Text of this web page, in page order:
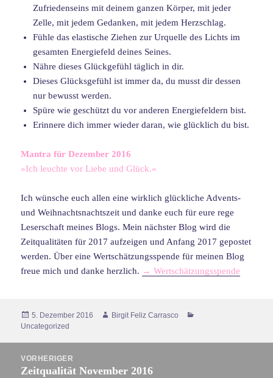
Zufriedenseins mit deinem ganzen Körper, mit jeder
Zelle, mit jedem Gedanken, mit jedem Herzschlag.
Fühle das elastische Ziehen zur Urquelle des Lichts im
gesamten Energiefeld deines Seines.
Nähre dieses Glückgefühl täglich in dir.
Dieses Glücksgefühl ist immer da, du musst dir dessen
nur bewusst werden.
Spüre wie geschützt du vor anderen Energiefeldern bist.
Erinnere dich immer wieder daran, wie glücklich du bist.
Mantra für Dezember 2016
»Ich leuchte vor Liebe und Glück.«
Ich wünsche euch allen eine wirklich glückliche Advents-
und Weihnachtsnachtszeit und danke euch für eure rege
Leserschaft meines Blogs. Mein nächster Blog wird die
Zeitqualitäten für 2017 aufzeigen und Anfang 2017 gepostet
werden. Über eine Wertschätzungsspende für meinen Blog
freue mich und danke herzlich. → Wertschätzungsspende
Veröffentlicht
am
5. Dezember 2016 Autor
Birgit Feliz Carrasco
Uncategorized
VORHERIGER
Vorheriger
Zeitqualität November 2016